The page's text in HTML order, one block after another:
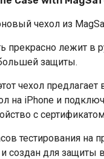
чехол из
прекрасно лежит
защиты.
чехол
на iPhone и
с
тестирования на
создан для защиты